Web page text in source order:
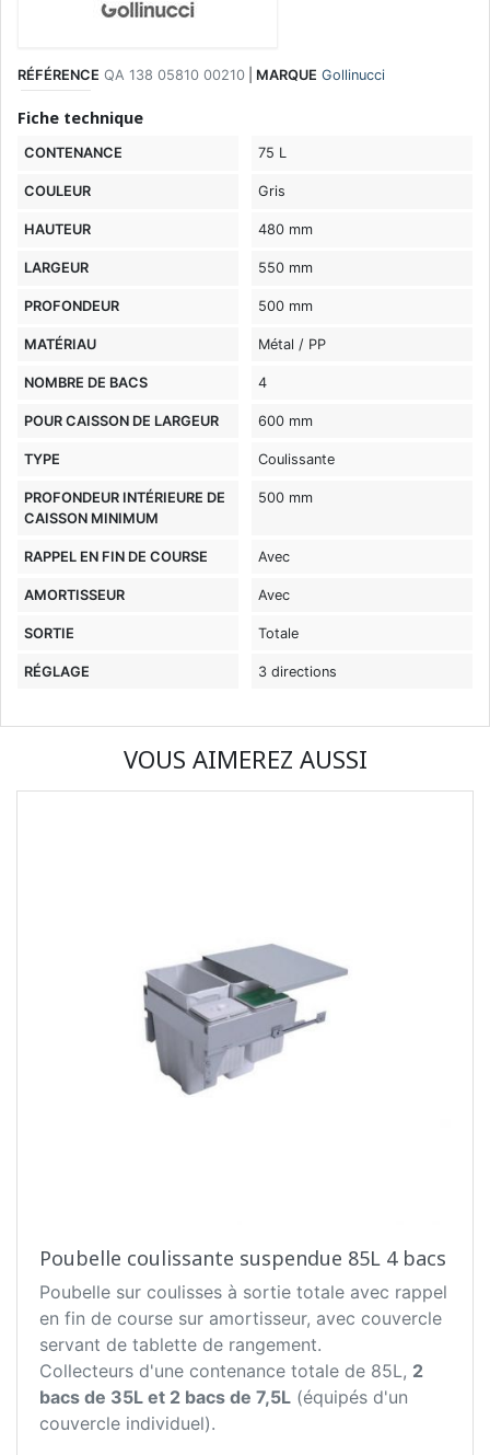
RÉFÉRENCE QA 138 05810 00210 MARQUE Gollinucci
Fiche technique
CONTENANCE 75 L
COULEUR Gris
HAUTEUR 480 mm
LARGEUR 550 mm
PROFONDEUR 500 mm
MATÉRIAU Métal / PP
NOMBRE DE BACS 4
POUR CAISSON DE LARGEUR 600 mm
TYPE Coulissante
PROFONDEUR INTÉRIEURE DE
CAISSON MINIMUM
500 mm
RAPPEL EN FIN DE COURSE Avec
AMORTISSEUR Avec
SORTIE Totale
RÉGLAGE 3 directions
VOUS AIMEREZ AUSSI
Poubelle coulissante suspendue 85L 4 bacs
Poubelle sur coulisses à sortie totale avec rappel
en fin de course sur amortisseur, avec couvercle
servant de tablette de rangement.
Collecteurs d'une contenance totale de 85L, 2
bacs de 35L et 2 bacs de 7,5L (équipés d'un
couvercle individuel).